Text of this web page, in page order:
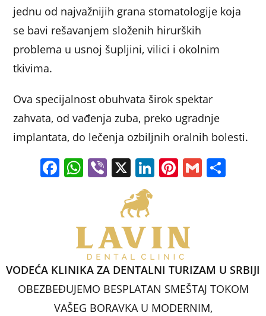
k
jednu od najvažnijih grana stomatologije koja
se bavi rešavanjem složenih hirurških
problema u usnoj šupljini, vilici i okolnim
tkivima.
Ova specijalnost obuhvata širok spektar
zahvata, od vađenja zuba, preko ugradnje
implantata, do lečenja ozbiljnih oralnih bolesti.
F
o
o
k
W
A
p
p
Vi
er
X Li
e
dI
n
Pi
e
st
G
VODEĆA KLINIKA ZA DENTALNI TURIZAM U SRBIJI
OBEZBEĐUJEMO BESPLATAN SMEŠTAJ TOKOM
VAŠEG BORAVKA U MODERNIM,